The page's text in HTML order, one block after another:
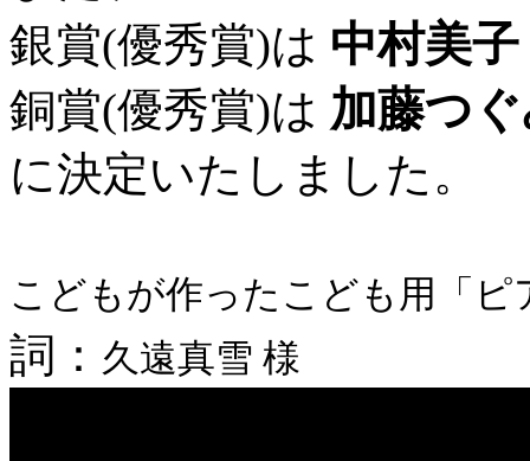
銀賞(優秀賞)は 中村美子
銅賞(優秀賞)は 加藤つ
に決定いたしました。
こどもが作ったこども用「
詞： 久遠真雪 様